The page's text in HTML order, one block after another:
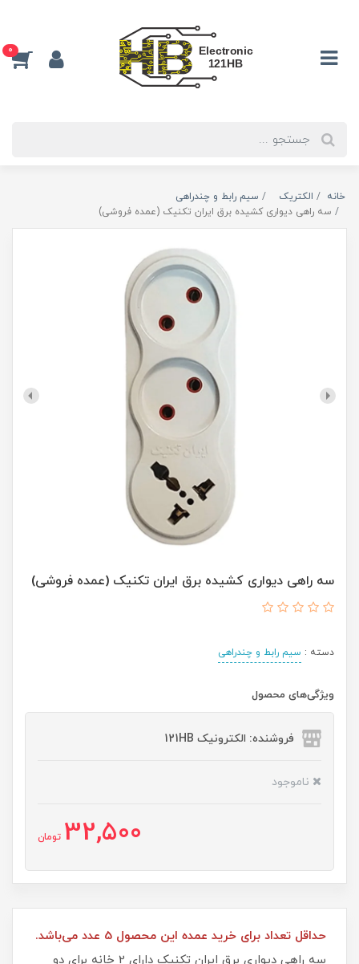
0
خانه الکتریک
سیم رابط و چندراهی
سه راهی دیواری کشیده برق ایران تکنیک (عمده فروشی)
سه راهی دیواری کشیده برق ایران تکنیک (عمده فروشی)
دسته : سیم رابط و چندراهی
ویژگی‌های محصول
فروشنده: الکترونیک 121HB
ناموجود
32,500 تومان
حداقل تعداد برای خرید عمده این محصول 5 عدد می‌باشد.